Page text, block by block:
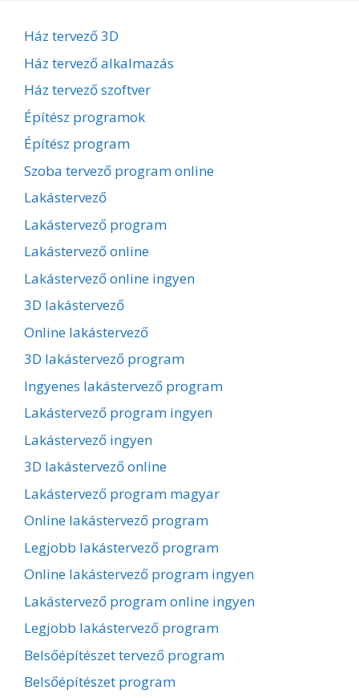
Ház tervező 3D
Ház tervező alkalmazás
Ház tervező szoftver
Építész programok
Építész program
Szoba tervező program online
Lakástervező
Lakástervező program
Lakástervező online
Lakástervező online ingyen
3D lakástervező
Online lakástervező
3D lakástervező program
Ingyenes lakástervező program
Lakástervező program ingyen
Lakástervező ingyen
3D lakástervező online
Lakástervező program magyar
Online lakástervező program
Legjobb lakástervező program
Online lakástervező program ingyen
Lakástervező program online ingyen
Legjobb lakástervező program
Belsőépítészet tervező program
Belsőépítészet program